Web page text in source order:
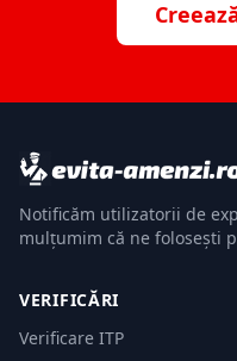
Notificăm utilizatorii de
mulțumim că ne folosești
VERIFICĂRI
Verificare ITP